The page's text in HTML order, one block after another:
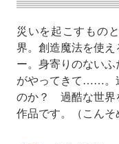
災いを起こすもの
界。創造魔法を使え
ー。身寄りのない
がやってきて……。
のか？ 過酷な世界
作品です。（こんそ